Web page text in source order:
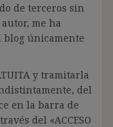
de terceros sin
me ha
únicamente
y tramitarla
del
en la barra de
del «ACCESO